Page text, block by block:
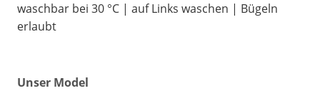
waschbar bei 30 °C | auf Links waschen | Bügeln
erlaubt
Unser Model